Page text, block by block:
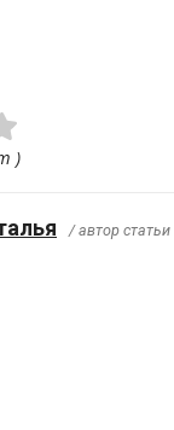
)
/ автор статьи